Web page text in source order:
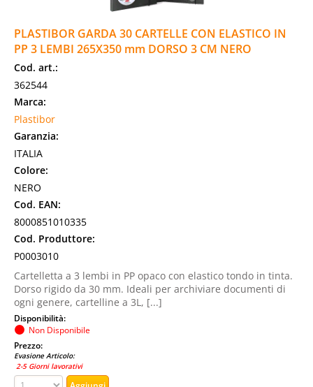
PLASTIBOR GARDA 30 CARTELLE CON ELASTICO IN
PP 3 LEMBI 265X350 mm DORSO 3 CM NERO
Cod. art.:
362544
Marca:
Plastibor
Garanzia:
ITALIA
Colore:
NERO
Cod. EAN:
8000851010335
Cod. Produttore:
P0003010
Cartelletta a 3 lembi in PP opaco con elastico tondo in tinta.
Dorso rigido da 30 mm. Ideali per archiviare documenti di
ogni genere, cartelline a 3L, [...]
Disponibilità:
Non Disponibile
Prezzo:
Evasione Articolo:
2-5 Giorni lavorativi